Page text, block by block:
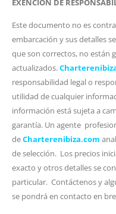
EXENCIÓN DE
Este documento no es
embarcación y sus detalles
que son correctos, no están
actualizados.
responsabilidad legal o
utilidad de cualquier
información está sujeta a
garantía. Un agente
deCharterenibiza.com
de selección. Los precios
exacto y otros detalles se
particular. Contáctenos y
se pondrá en contacto en